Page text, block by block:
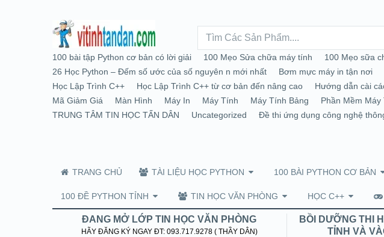
100 bài tập Python cơ bản có lời giải 100 Mẹo Sửa chữa máy tính 100 Mẹo sữa
26 Học Python – Đếm số ước của số nguyên n mới nhất
Bơm mực máy in tận nơi
Học Lập Trình C++
Học Lập Trình C++ từ cơ bản đến nâng cao Hướng dẫn cài
Mã Giảm Giá
Màn Hình Máy In Máy Tính Máy Tính Bảng Phần Mềm Máy
TRUNG TÂM TIN HỌC TẤN DÂN
Uncategorized Đề thi ứng dụng công nghệ
TRANG CHỦ TÀI LIỆU HỌC PYTHON 100 BÀI PYTHON CƠ BẢN
100 ĐỀ PYTHON TỈNH TIN HỌC VĂN PHÒNG HỌC C++
ĐANG MỞ LỚP TIN HỌC VĂN PHÒNG
HÃY ĐĂNG KÝ NGAY ĐT: 093.717.9278 ( THẦY DÂN)
BỒI DƯỠNG THI
TỈNH VÀ